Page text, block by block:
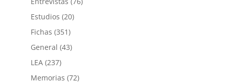
Estudios (20)
Fichas (351)
General (43)
LEA(237)
Memorias (72)